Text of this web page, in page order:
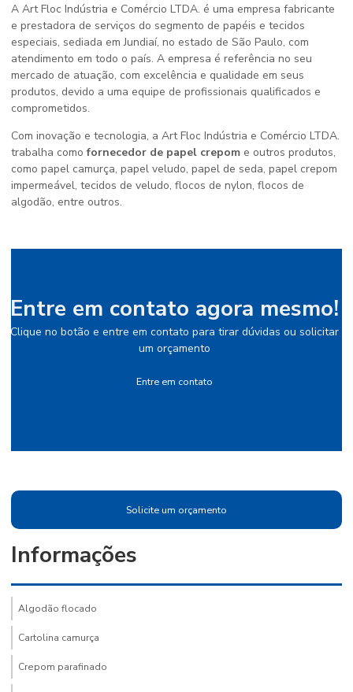
A Art Floc Indústria e Comércio LTDA. é uma empresa fabricante
e prestadora de serviços do segmento de papéis e tecidos
especiais, sediada em Jundiaí, no estado de São Paulo, com
atendimento em todo o país. A empresa é referência no seu
mercado de atuação, com excelência e qualidade em seus
produtos, devido a uma equipe de profissionais qualificados e
comprometidos.
Com inovação e tecnologia, a Art Floc Indústria e Comércio LTDA.
trabalha comofornecedor de papel crepom e outros produtos,
como papel camurça, papel veludo, papel de seda, papel crepom
impermeável, tecidos de veludo, flocos de nylon, flocos de
algodão, entre outros.
Entre em contato agora mesmo!
Clique no botão e entre em contato para tirar dúvidas ou solicitar
um orçamento
Entre em contato
Solicite um orçamento
Informações
Algodão flocado
Cartolina camurça
Crepom parafinado